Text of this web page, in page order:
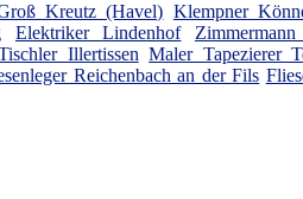
Kreutz (Havel) Klempner
Elektriker Lindenhof
Illertissen Maler Tapezierer
Reichenbach an der Fils